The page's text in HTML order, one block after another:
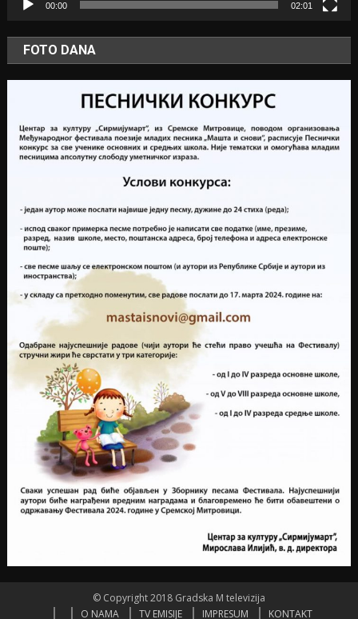
00:00 02:01
FOTO DANA
© Copyright 2018 Gradska M televizija
O NAMA
TV EMISIJE IMPRESUM KONTAKT